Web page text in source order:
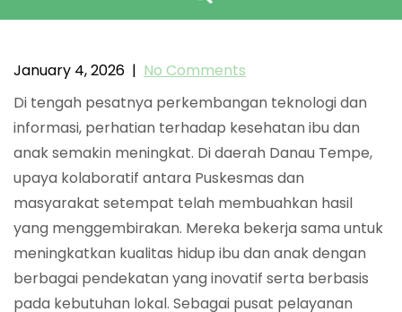
dalam menangani kesehatan ibu dan anak di
masyarakat Danau Tempe
January 4, 2026 | No Comments
Di tengah pesatnya perkembangan teknologi dan
informasi, perhatian terhadap kesehatan ibu dan
anak semakin meningkat. Di daerah Danau Tempe,
upaya kolaboratif antara Puskesmas dan
masyarakat setempat telah membuahkan hasil
yang menggembirakan. Mereka bekerja sama untuk
meningkatkan kualitas hidup ibu dan anak dengan
berbagai pendekatan yang inovatif serta berbasis
pada kebutuhan lokal. Sebagai pusat pelayanan